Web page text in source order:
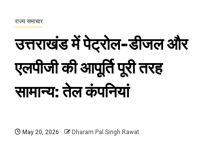
राज्य समाचार
उत्तराखंड में पेट्रोल-डीजल और
एलपीजी की आपूर्ति पूरी तरह
सामान्य: तेल कंपनियां
May 20, 2026 Dharam Pal Singh Rawat